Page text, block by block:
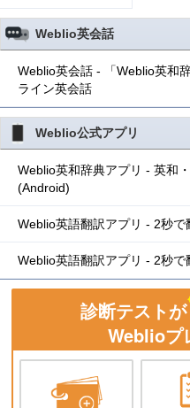
Weblio英会話
Weblio英会話 - 「Weblio英和
ライン英会話
Weblio公式アプリ
Weblio英和辞典アプリ - 英和
(Android)
Weblio英語翻訳アプリ - 2秒
Weblio英語翻訳アプリ - 2秒
診断テストが
Weblioプ